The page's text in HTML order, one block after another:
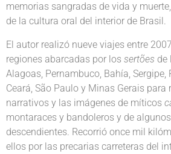
memorias sangradas de vida y
de la cultura oral del interior de Brasil.
El autor realizó nueve viajes entre
regiones abarcadas por los sertões de
Alagoas, Pernambuco, Bahía, Sergipe,
Ceará, São Paulo y Minas Gerais
narrativos y las imágenes de míticos
montaraces y bandoleros y de
descendientes. Recorrió once mil
ellos por las precarias carreteras del